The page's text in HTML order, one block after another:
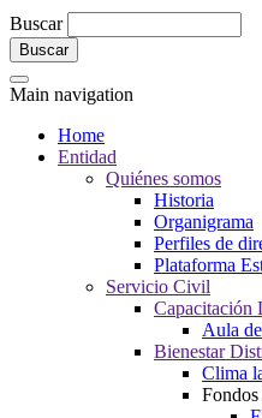
Buscar
Main navigation
Home
Entidad
Quiénes somos
Historia
Organigrama
Perfiles de
Plataforma
Servicio Civil
Capacitación
Aula
Bienestar
Clima